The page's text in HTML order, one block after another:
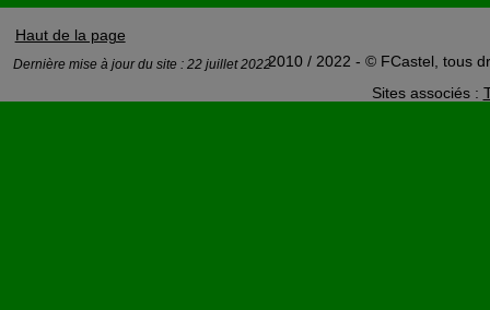
Haut de la page
Dernière mise à jour du site : 22 juillet 20222010 / 2022 - © FCastel, tous
Sites associés :